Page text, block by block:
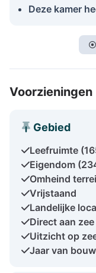
Deze kamer
Voorzieningen
Gebied
Leefruimte
Eigendom
Omheind
Vrijstaand
Landelijke
Direct aan zee
Uitzicht op
Jaar van